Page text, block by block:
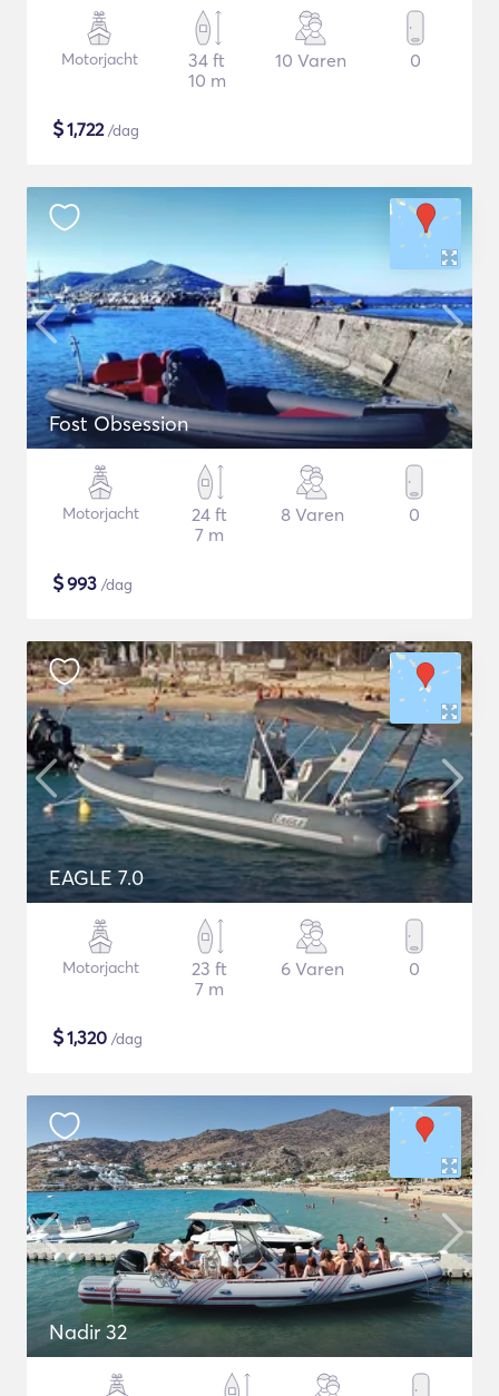
Motorjacht
34 ft
10 m
10 Varen 0
$1,722/dag
Fost Obsession
Motorjacht
24 ft
7 m
8 Varen 0
$993 /dag
EAGLE 7.0
Motorjacht
23 ft
7 m
6 Varen 0
$1,320 /dag
Nadir 32